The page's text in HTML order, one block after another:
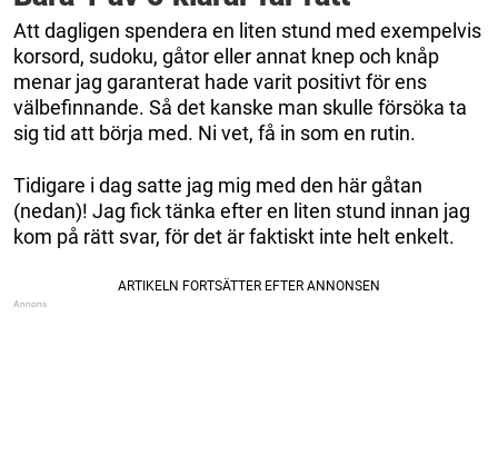
Att dagligen spendera en liten stund med exempelvis
korsord, sudoku, gåtor eller annat knep och knåp
menar jag garanterat hade varit positivt för ens
välbefinnande. Så det kanske man skulle försöka ta
sig tid att börja med. Ni vet, få in som en rutin.
Tidigare i dag satte jag mig med den här gåtan
(nedan)! Jag fick tänka efter en liten stund innan jag
kom på rätt svar, för det är faktiskt inte helt enkelt.